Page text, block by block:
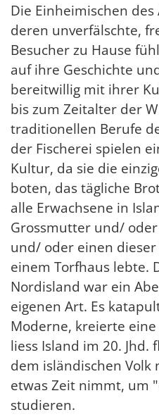
Die Einheimischen
deren unverfälschte,
Besucher zu Hause
auf ihre Geschichte
bereitwillig mit ihrer
bis zum Zeitalter der
traditionellen Berufe
der Fischerei spielen
Kultur, da sie die
boten, das tägliche
alle Erwachsene in
Grossmutter und/
und/ oder einen
einem Torfhaus lebte.
Nordisland war ein
eigenen Art. Es
Moderne, kreierte
liess Island im 20.
dem isländischen Volk
etwas Zeit nimmt, um
studieren.